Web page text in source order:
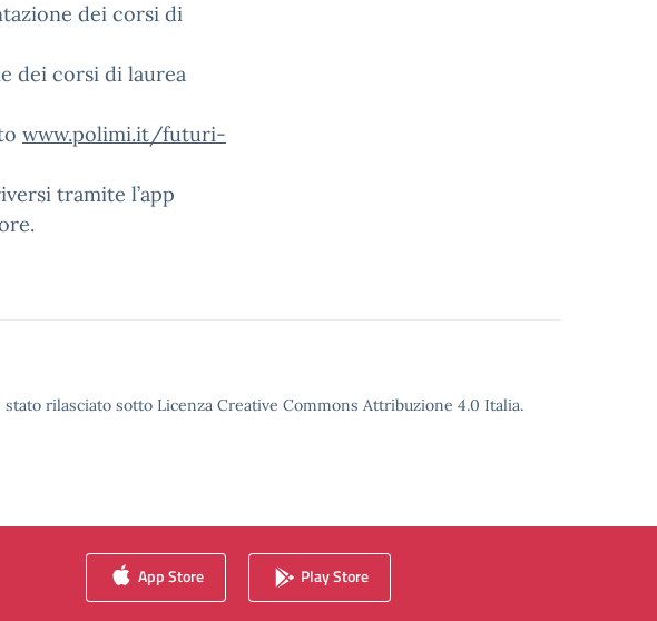
dei corsi di
dei corsi di laurea
www.polimi.it/futuri-
tramite l’app
rilasciato sotto Licenza Creative Commons Attribuzione 4.0 Italia.
App Store Play Store